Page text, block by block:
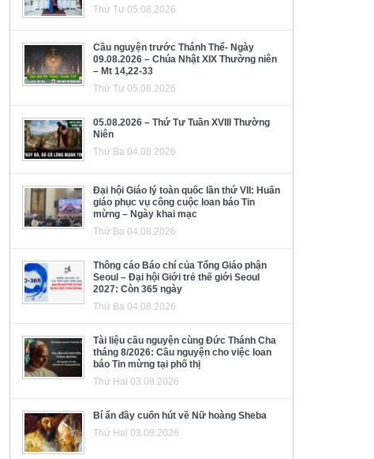
Thứ Tư 05.08.2026
Cầu nguyện trước Thánh Thể- Ngày
09.08.2026 – Chúa Nhật XIX Thường niên
– Mt 14,22-33
Thứ Tư 05.08.2026
05.08.2026 – Thứ Tư Tuần XVIII Thường
Niên
Thứ Ba 04.08.2026
Đại hội Giáo lý toàn quốc lần thứ VII: Huấn
giáo phục vụ công cuộc loan báo Tin
mừng – Ngày khai mạc
Thứ Ba 04.08.2026
Thông cáo Báo chí của Tổng Giáo phận
Seoul – Đại hội Giới trẻ thế giới Seoul
2027: Còn 365 ngày
Thứ Ba 04.08.2026
Tài liệu cầu nguyện cùng Đức Thánh Cha
tháng 8/2026: Cầu nguyện cho việc loan
báo Tin mừng tại phố thị
Thứ Hai 03.08.2026
Bí ẩn đầy cuốn hút về Nữ hoàng Sheba
Thứ Hai 03.08.2026